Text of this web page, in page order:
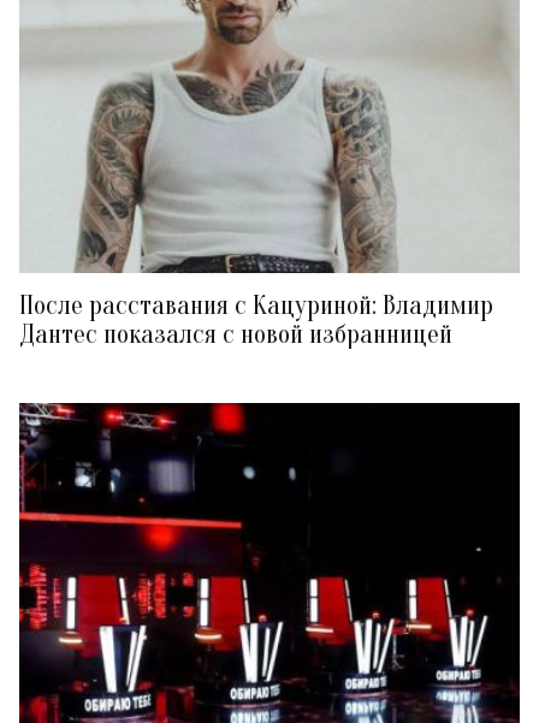
После расставания с Кацуриной: Владимир
Дантес показался с новой избранницей